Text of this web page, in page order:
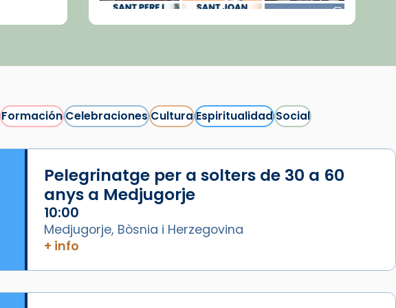
Cargar más...
FormaciónCelebracionesCulturaEspiritualidadSocial
Pelegrinatge per a solters de 30 a 60
anys a Medjugorje
10:00
Medjugorje, Bòsnia i Herzegovina
+ info